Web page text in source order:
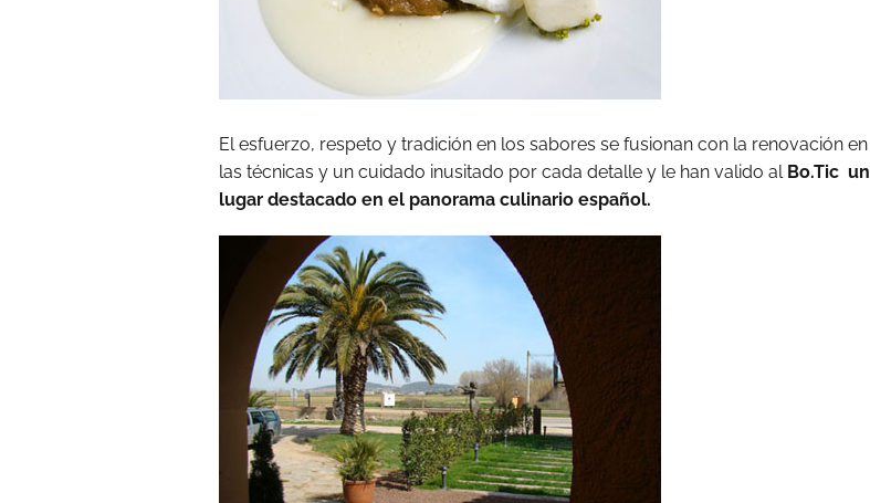
El esfuerzo, respeto y tradición en los sabores se fusionan con la renovación en
las técnicas y un cuidado inusitado por cada detalle y le han valido al Bo.Tic un
lugar destacado en el panorama culinario español.